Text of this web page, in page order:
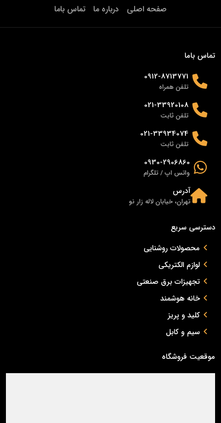
صفحه اصلی درباره ما تماس باما
تماس باما
0912-8713771
تلفن همراه
021-33920108
تلفن ثابت
021-33934074
تلفن ثابت
0930-2906860
واتس اپ / تلگرام
آدرس
تهران، خیابان لاله زار نو
دسترسی سریع
محصولات روشنایی
لوازم الکتریکی
تجهیزات برق صنعتی
خانه هوشمند
کلید و پریز
سیم و کابل
موقعیت فروشگاه